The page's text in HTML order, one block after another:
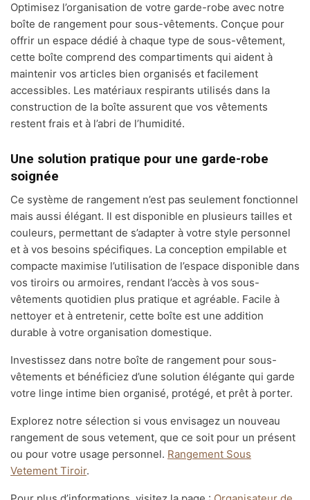
Optimisez l’organisation de votre garde-robe avec notre
boîte de rangement pour sous-vêtements. Conçue pour
offrir un espace dédié à chaque type de sous-vêtement,
cette boîte comprend des compartiments qui aident à
maintenir vos articles bien organisés et facilement
accessibles. Les matériaux respirants utilisés dans la
construction de la boîte assurent que vos vêtements
restent frais et à l’abri de l’humidité.
Une solution pratique pour une garde-robe
soignée
Ce système de rangement n’est pas seulement fonctionnel
mais aussi élégant. Il est disponible en plusieurs tailles et
couleurs, permettant de s’adapter à votre style personnel
et à vos besoins spécifiques. La conception empilable et
compacte maximise l’utilisation de l’espace disponible dans
vos tiroirs ou armoires, rendant l’accès à vos sous-
vêtements quotidien plus pratique et agréable. Facile à
nettoyer et à entretenir, cette boîte est une addition
durable à votre organisation domestique.
Investissez dans notre boîte de rangement pour sous-
vêtements et bénéficiez d’une solution élégante qui garde
votre linge intime bien organisé, protégé, et prêt à porter.
Explorez notre sélection si vous envisagez un nouveau
rangement de sous vetement, que ce soit pour un présent
ou pour votre usage personnel. Rangement Sous
Vetement Tiroir.